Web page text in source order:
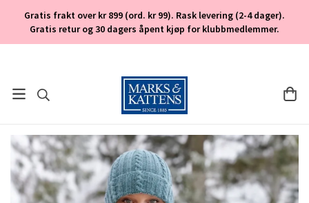
Gratis frakt over kr 899 (ord. kr 99). Rask levering (2-4 dager).
Gratis retur og 30 dagers åpent kjøp for klubbmedlemmer.